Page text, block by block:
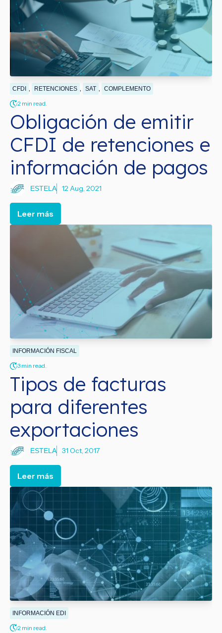
CFDI RETENCIONES SAT COMPLEMENTO
2 min read.
Obligación de emitir
CFDI de retenciones e
información de pagos
ESTELA 12 Aug, 2021
Leer más
INFORMACIÓN FISCAL
3 min read.
Tipos de facturas
para diferentes
exportaciones
ESTELA 31 Oct, 2017
Leer más
INFORMACIÓN EDI
2 min read.